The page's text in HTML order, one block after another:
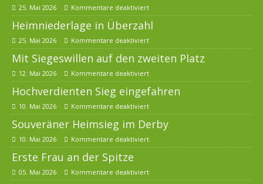
25. Mai 2026 Kommentare deaktiviert
Heimniederlage in Überzahl
25. Mai 2026 Kommentare deaktiviert
Mit Siegeswillen auf den zweiten Platz
12. Mai 2026 Kommentare deaktiviert
Hochverdienten Sieg eingefahren
10. Mai 2026 Kommentare deaktiviert
Souveräner Heimsieg im Derby
10. Mai 2026 Kommentare deaktiviert
Erste Frau an der Spitze
05. Mai 2026 Kommentare deaktiviert